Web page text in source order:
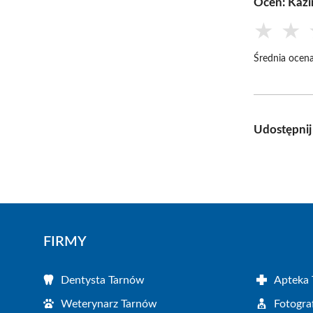
★ ★
Średnia
Udostępnij
FIRMY
Dentysta Tarnów Apteka
Weterynarz Tarnów